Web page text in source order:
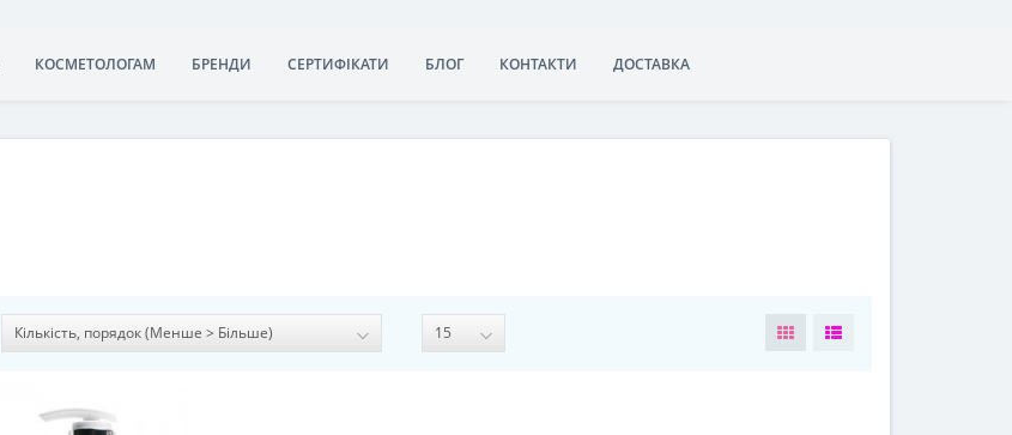
КОСМЕТОЛОГАМ БРЕНДИ СЕРТИФІКАТИ БЛОГ КОНТАКТИ ДОСТАВКА